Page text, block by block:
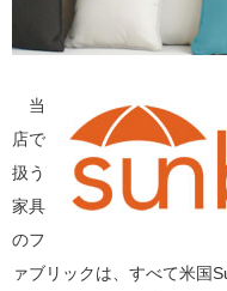
当
店で
扱う
家具
のフ
ァブリックは、すべて米国